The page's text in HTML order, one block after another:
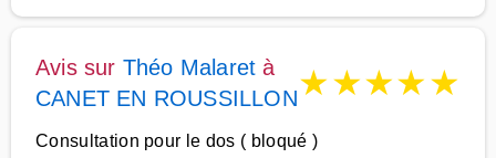
Avis sur Théo Malaret à
CANET EN ROUSSILLON★★★★★
Consultation pour le dos ( bloqué )